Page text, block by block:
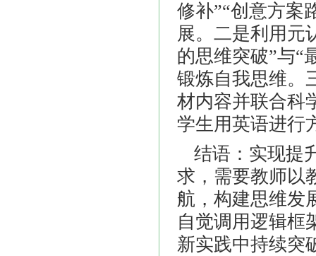
修补”“创意方案
展。二是利用元
的思维突破”与“
锻炼自我思维。
材内容并联合科
学生用英语进行
结语：实现提
求，需要教师以
航，构建思维发
自觉调用逻辑框
新实践中持续突